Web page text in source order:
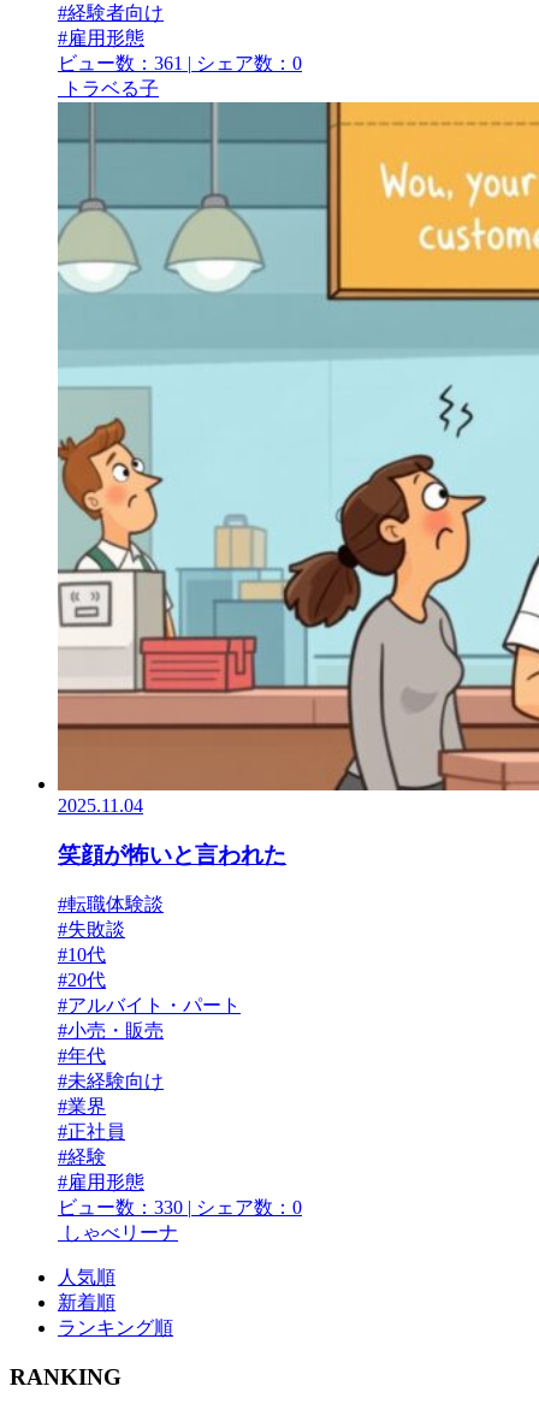
#経験者向け
#雇用形態
ビュー数：361 | シェア数：0
トラベる子
2025.11.04
笑顔が怖いと言われた
#転職体験談
#失敗談
#10代
#20代
#アルバイト・パート
#小売・販売
#年代
#未経験向け
#業界
#正社員
#経験
#雇用形態
ビュー数：330 | シェア数：0
しゃべリーナ
人気順
新着順
ランキング順
RANKING